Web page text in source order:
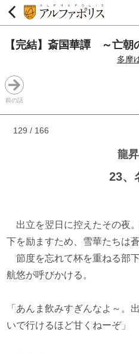
【完結】斎国華譚 ～亡朝
多摩
前の話
129 / 166
龍
23、
出立を翌日に控えたその夜
下を励ますため、雪華たちは
節度を忘れて杯を重ねる部
航悠が呼びかける。
「あんま飲みすぎんなよ～。
いで行けるほど甘くねーぞ」